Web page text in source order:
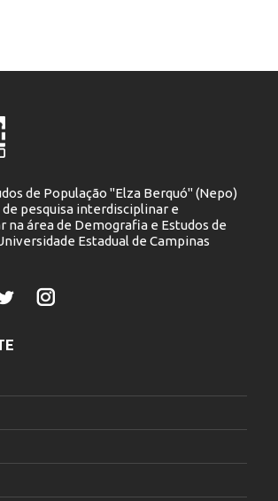
de População "Elza Berquó" (Nepo)
de pesquisa interdisciplinar e
na área de Demografia e Estudos de
Estadual de Campinas
TwitterInstagram